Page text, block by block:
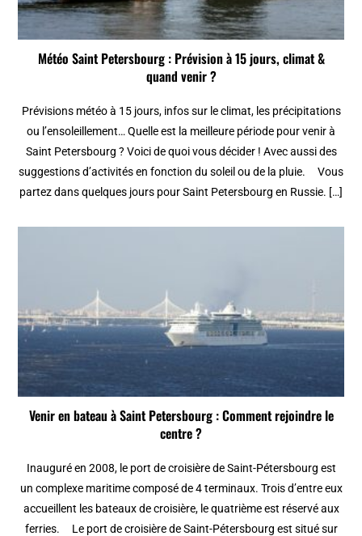
Météo Saint Petersbourg : Prévision à 15 jours, climat &
quand venir ?
Prévisions météo à 15 jours, infos sur le climat, les précipitations
ou l’ensoleillement… Quelle est la meilleure période pour venir à
Saint Petersbourg ? Voici de quoi vous décider ! Avec aussi des
suggestions d’activités en fonction du soleil ou de la pluie. Vous
partez dans quelques jours pour Saint Petersbourg en Russie. […]
Venir en bateau à Saint Petersbourg : Comment rejoindre le
centre ?
Inauguré en 2008, le port de croisière de Saint-Pétersbourg est
un complexe maritime composé de 4 terminaux. Trois d’entre eux
accueillent les bateaux de croisière, le quatrième est réservé aux
ferries. Le port de croisière de Saint-Pétersbourg est situé sur